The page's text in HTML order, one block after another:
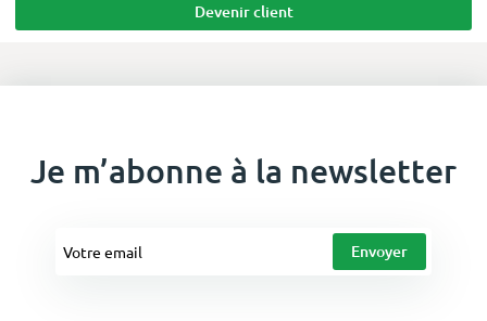
Devenir client
Je m’abonne à la newsletter